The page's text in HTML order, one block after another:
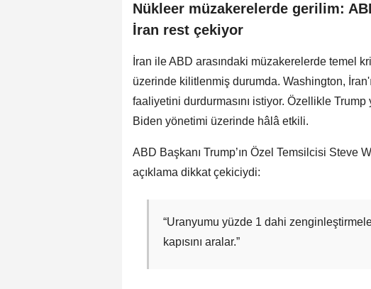
Nükleer müzakerelerde gerilim:
İran rest çekiyor
İran ile ABD arasındaki müzakerelerde temel
üzerinde kilitlenmiş durumda. Washington,
faaliyetini durdurmasını istiyor. Özellikle Trump
Biden yönetimi üzerinde hâlâ etkili.
ABD Başkanı Trump’ın Özel Temsilcisi Steve
açıklama dikkat çekiciydi:
“Uranyumu yüzde 1 dahi
kapısını aralar.”